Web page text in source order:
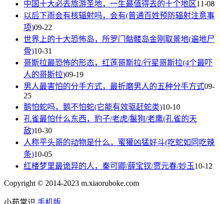
中国十大必去旅游圣地，一生最值得去的十个地区11-08
以后下雨会有核辐射吗，会有(普通百姓预防辐射注意事
项)09-22
世界上的十大恐怖岛，所罗门骷髅岛金刚取景地(遍地尸
骨)10-31
哥斯拉最恐怖的形态，红莲哥斯拉/行星哥斯拉(4个最吓
人的哥斯拉)09-19
男人最害怕的分手方式，最折磨男人的五种分手方式09-
25
鹅怕蛇吗，鹅不怕蛇(它能有效驱赶蛇类)10-10
孔雀最怕什么东西，豹子/老虎/鬣狗/老鹰(孔雀的天
敌)10-30
人称平头哥的动物是什么，蜜獾凶猛好斗(吃蛇如同吃辣
条)10-05
红楼梦里最诡异的人，秦可卿/薛宝钗/贾元春/妙玉10-12
Copyright © 2014-2023 m.xiaoruboke.com
小茹常识 手机版